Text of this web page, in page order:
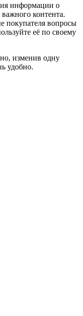
информации о
контента.
покупателя вопросы
её по своему
изменив одну
удобно.